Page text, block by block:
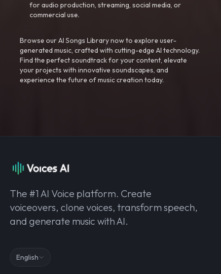
for audio production, streaming, social media, or
commercial use.
Browse our AI Songs Library now to explore user-
generated music, crafted with cutting-edge AI technology.
Find the perfect soundtrack for your content, elevate
your projects with innovative soundscapes, and
experience the future of music creation today.
The #1 AI Voice platform. Create
voiceovers, clone voices, transform speech,
and generate music with AI.
English